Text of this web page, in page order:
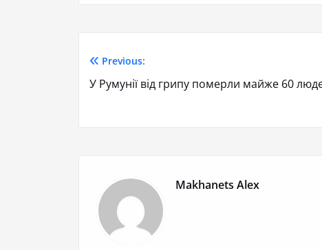
Previous:
У Румунії від грипу померли майже 60
Makhanets Alex